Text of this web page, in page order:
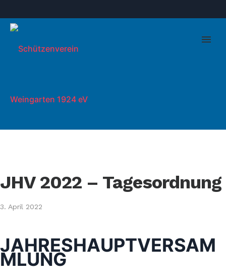
JHV 2022 – Tagesordnung
3. April 2022
JAHRESHAUPTVERSAM
MLUNG